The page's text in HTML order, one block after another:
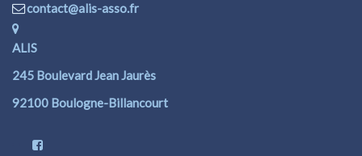
contact@alis-asso.fr
ALIS
245 Boulevard Jean Jaurès
92100 Boulogne-Billancourt